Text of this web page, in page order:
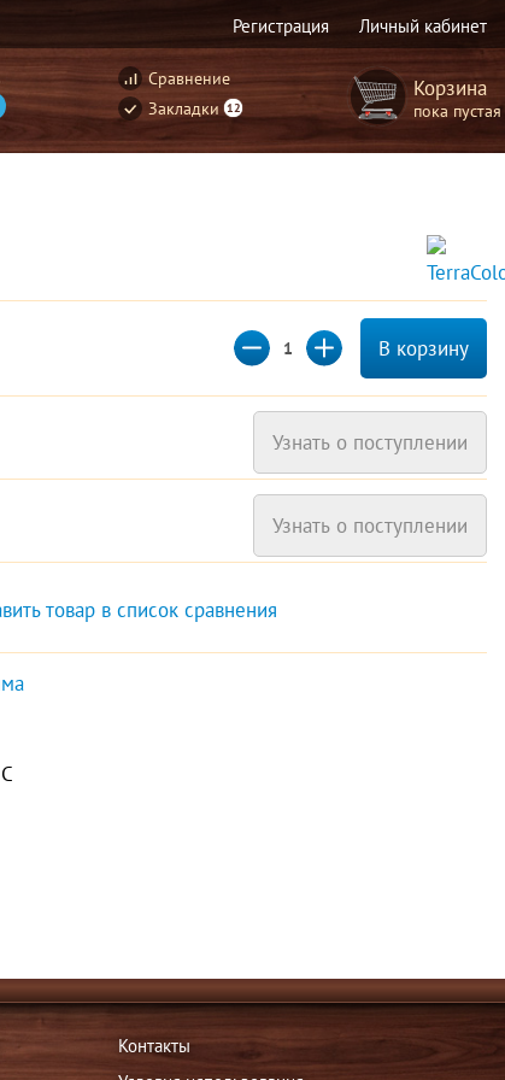
Регистрация Личный кабинет
Сравнение
Закладки12
Корзина
пока пустая
В корзину
Узнать о поступлении
Узнать о поступлении
товар в список сравнения
Контакты